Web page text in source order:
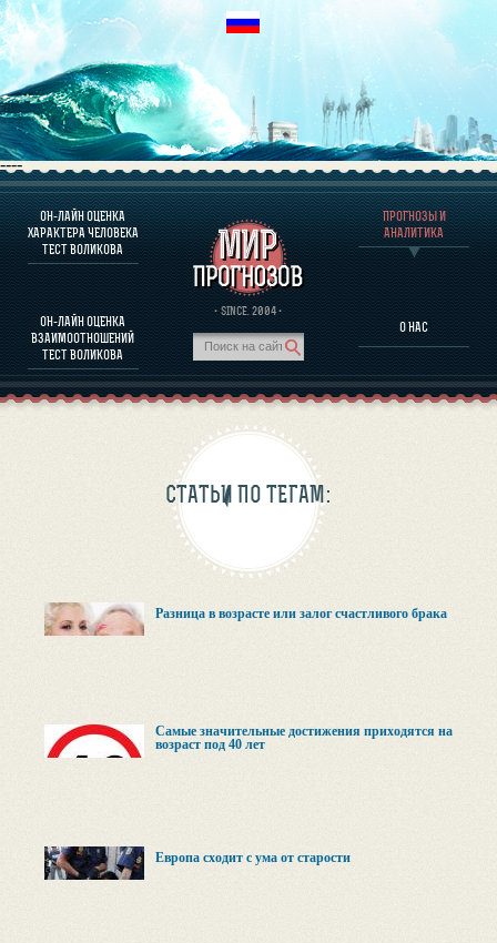
----
ОН-ЛАЙН ОЦЕНКА
ХАРАКТЕРА ЧЕЛОВЕКА
ТЕСТ ВОЛИКОВА
ОН-ЛАЙН ОЦЕНКА
ВЗАИМООТНОШЕНИЙ
ТЕСТ ВОЛИКОВА
· SINCE. 2004 ·
ПРОГНОЗЫ И
АНАЛИТИКА
О НАС
О ПРОГРАММЕ
ОЦЕНКА ХАРАКТЕРA ЧЕЛОВЕКА
ОЦЕНКА ХАРАКТЕРА ВЫДАЮЩИХСЯ ЛИЧНОСТЕЙ
О ПРОГРАММЕ
ПРОГНОЗЫ И АНАЛИТИКА
СТАТЬИ ПО ТЕГАМ:
Разница в возрасте или залог счастливого брака
Самые значительные достижения приходятся на
возраст под 40 лет
Европа сходит с ума от старости